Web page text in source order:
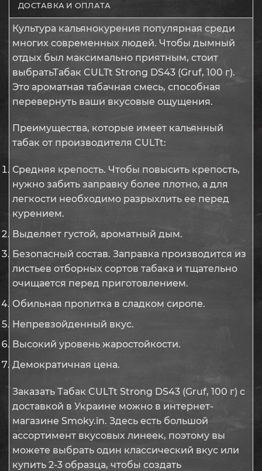
ДОСТАВКА И ОПЛАТА
Культура кальянокурения популярная среди
многих современных людей. Чтобы дымный
отдых был максимально приятным, стоит
выбратьТабак CULTt Strong DS43 (Gruf, 100 г).
Это ароматная табачная смесь, способная
перевернуть ваши вкусовые ощущения.
Преимущества, которые имеет кальянный
табак от производителя CULTt:
Средняя крепость. Чтобы повысить крепость,
нужно забить заправку более плотно, а для
легкости необходимо разрыхлить ее перед
курением.
Выделяет густой, ароматный дым.
Безопасный состав. Заправка производится из
листьев отборных сортов табака и тщательно
очищается перед приготовлением.
Обильная пропитка в сладком сиропе.
Непревзойденный вкус.
Высокий уровень жаростойкости.
Демократичная цена.
Заказать Табак CULTt Strong DS43 (Gruf, 100 г) с
доставкой в Украине можно в интернет-
магазине Smoky.in. Здесь есть большой
ассортимент вкусовых линеек, поэтому вы
можете выбрать один классический вкус или
купить 2-3 образца, чтобы создать